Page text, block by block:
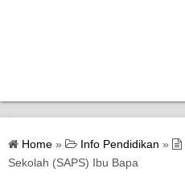
Home
Bantuan Kerajaan
Home » Info Pendidikan »
Sekolah (SAPS) Ibu Bapa